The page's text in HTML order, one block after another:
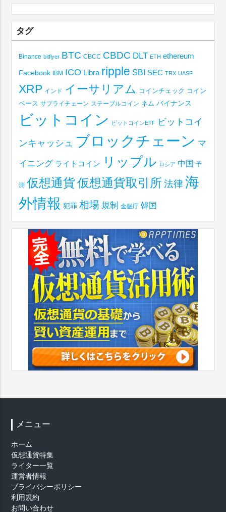
タグ
Binance bitflyer BTC CBCC CBDC DLT ETH ethereum
Facebook IBM ICO Libra ripple SBI SEC TRX UASF
XRP インド イーサリアム コインチェック コイン
ベース サプライチェーン ステーブルコイン ネム バイナンス
ビットコイン ビットコインETF ビットコイ
ンキャッシュ ブロックチェーン マ
イニング ライトコイン リップル ロシア 中国 予
測 仮想通貨仮想通貨取引所 法律 海
外情報 犯罪 相場 規制 金融庁 韓国
メニュー
ホーム
仮想通貨特集
ライター一覧
運営者情報
プライバシーポリシー
利用規約
お問い合わせ